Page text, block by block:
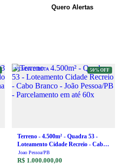
Quero Alertas
VENDA DIRETA 50% OFF
Terreno - 4.500m² - Quadra 53 -
Loteamento Cidade Recreio - Cabo
Branco - João Pessoa/PB -
Parcelamento em até 60x
Joao Pessoa/PB
R$ 1.000.000,00